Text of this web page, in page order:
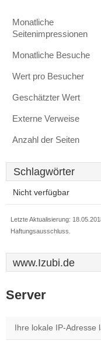
Monatliche
Seitenimpressionen
Monatliche Besuche
Wert pro Besucher
Geschätzter Wert
Externe Verweise
Anzahl der Seiten
Schlagwörter
Nicht verfügbar
Letzte Aktualisierung:
Haftungsausschluss.
www.Izubi.de
Server
Ihre lokale IP-